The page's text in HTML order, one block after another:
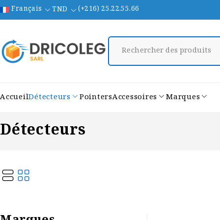
Français TND (+216) 25.22.55.66
AccueilDétecteurs PointersAccessoires Marques
Détecteurs